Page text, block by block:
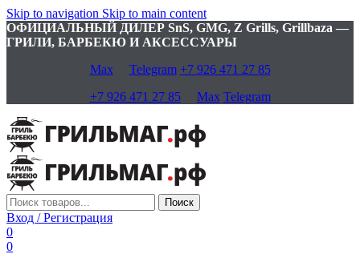
Skip to navigation Skip to main content
ОФИЦИАЛЬНЫЙ ДИЛЕР SnS, GMG, Z Grills, Grillbaza —
ГРИЛИ, БАРБЕКЮ И АКСЕССУАРЫ
Max
Telegram +7 926 471 27 85
+7 926 471 27 85
Max Telegram
Поиск
Вход / Регистрация
0
0